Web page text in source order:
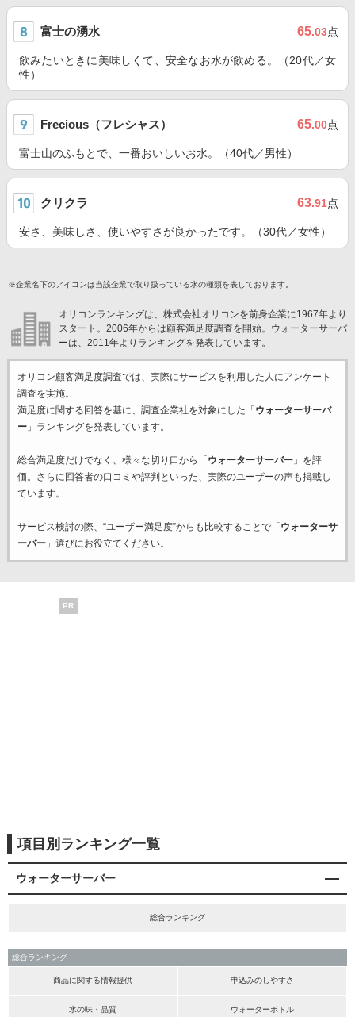
富士の湧水 65.03点
飲みたいときに美味しくて、安全なお水が飲める。（20代／女
性）
Frecious（フレシャス） 65.00点
富士山のふもとで、一番おいしいお水。（40代／男性）
クリクラ 63.91点
安さ、美味しさ、使いやすさが良かったです。（30代／女性）
※企業名下のアイコンは当該企業で取り扱っている水の種類を表しております。
オリコンランキングは、株式会社オリコンを前身企業に1967年より
スタート。2006年からは顧客満足度調査を開始。ウォーターサーバ
ーは、2011年よりランキングを発表しています。
オリコン顧客満足度調査では、実際にサービスを利用した 人にアンケート
調査を実施。
満足度に関する回答を基に、調査企業社を対象にした「 ウォーターサーバ
ー」ランキングを発表しています。
総合満足度だけでなく、様々な切り口から「 ウォーターサーバー」を評
価。さらに回答者の口コミや評判といった、実際のユーザーの声も掲載し
ています。
サービス検討の際、“ユーザー満足度”からも比較することで「 ウォーターサ
ーバー」選びにお役立てください。
PR
項目別ランキング一覧
ウォーターサーバー
総合ランキング
総合ランキング
商品に関する情報提供 申込みのしやすさ
水の味・品質 ウォーターボトル